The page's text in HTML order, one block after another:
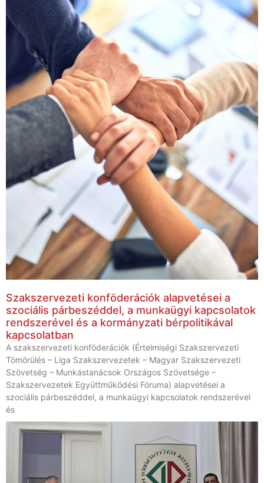
Szakszervezeti konföderációk alapvetései a
szociális párbeszéddel, a munkaügyi kapcsolatok
rendszerével és a kormányzati bérpolitikával
kapcsolatban
A szakszervezeti konföderációk (Értelmiségi Szakszervezeti
Tömörülés – Liga Szakszervezetek – Magyar Szakszervezeti
Szövetség – Munkástanácsok Országos Szövetsége –
Szakszervezetek Együttműködési Fóruma) alapvetései a
szociális párbeszéddel, a munkaügyi kapcsolatok rendszerével
és